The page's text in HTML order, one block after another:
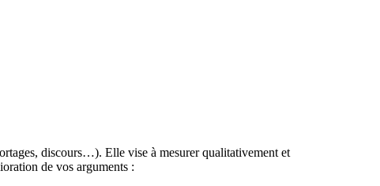
discours…). Elle vise à mesurer qualitativement et
de vos arguments :